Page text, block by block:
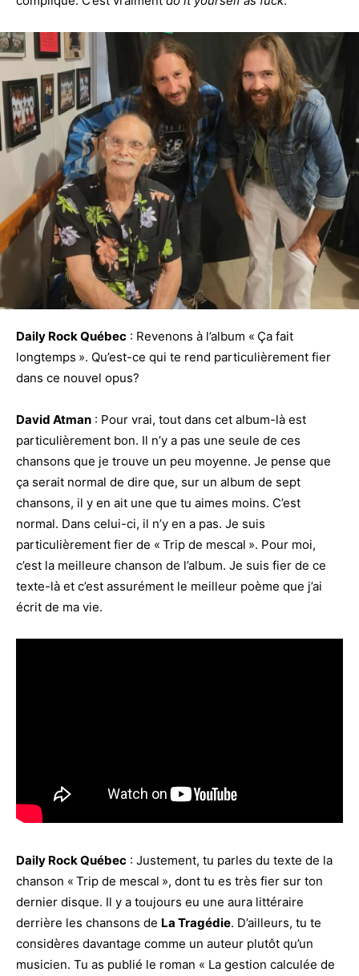
Daily Rock Québec : Revenons à l’album « Ça fait
longtemps ». Qu’est-ce qui te rend particulièrement fier
dans ce nouvel opus?
David Atman : Pour vrai, tout dans cet album-là est
particulièrement bon. Il n’y a pas une seule de ces
chansons que je trouve un peu moyenne. Je pense que
ça serait normal de dire que, sur un album de sept
chansons, il y en ait une que tu aimes moins. C’est
normal. Dans celui-ci, il n’y en a pas. Je suis
particulièrement fier de « Trip de mescal ». Pour moi,
c’est la meilleure chanson de l’album. Je suis fier de ce
texte-là et c’est assurément le meilleur poème que j’ai
écrit de ma vie.
Daily Rock Québec : Justement, tu parles du texte de la
chanson « Trip de mescal », dont tu es très fier sur ton
dernier disque. Il y a toujours eu une aura littéraire
derrière les chansons de La Tragédie. D’ailleurs, tu te
considères davantage comme un auteur plutôt qu’un
musicien. Tu as publié le roman « La gestion calculée de